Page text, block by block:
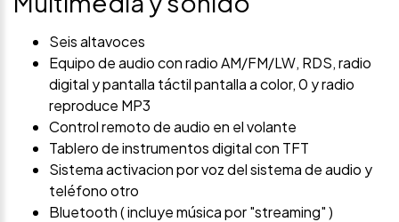
Seis altavoces
Equipo de audio con radio AM/FM/LW, RDS, radio
digital y pantalla táctil pantalla a color, 0 y radio
reproduce MP3
Control remoto de audio en el volante
Tablero de instrumentos digital con TFT
Sistema activacion por voz del sistema de audio y
teléfono otro
Bluetooth ( incluye música por "streaming" )